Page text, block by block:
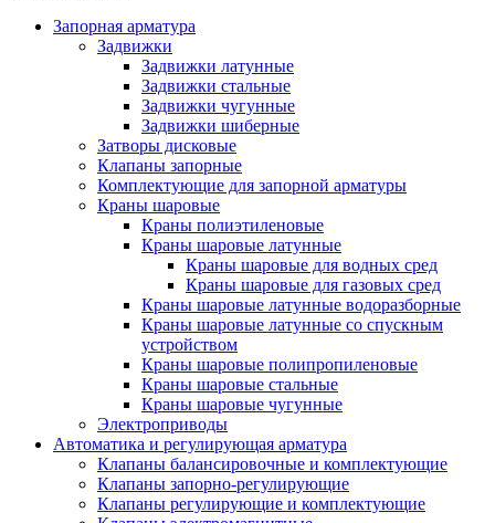
Запорная арматура
Задвижки
Задвижки латунные
Задвижки стальные
Задвижки чугунные
Задвижки шиберные
Затворы дисковые
Клапаны запорные
Комплектующие для запорной арматуры
Краны шаровые
Краны полиэтиленовые
Краны шаровые латунные
Краны шаровые для водных сред
Краны шаровые для газовых сред
Краны шаровые латунные водоразборные
Краны шаровые латунные со спускным
устройством
Краны шаровые полипропиленовые
Краны шаровые стальные
Краны шаровые чугунные
Электроприводы
Автоматика и регулирующая арматура
Клапаны балансировочные и комплектующие
Клапаны запорно-регулирующие
Клапаны регулирующие и комплектующие